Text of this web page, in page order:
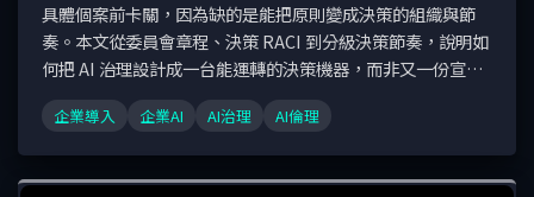
具體個案前卡關，因為缺的是能把原則變成決策的組織與節
奏。本文從委員會章程、決策 RACI 到分級決策節奏，說明如
何把 AI 治理設計成一台能運轉的決策機器，而非又一份宣
企業導入 企業AI AI治理 AI倫理